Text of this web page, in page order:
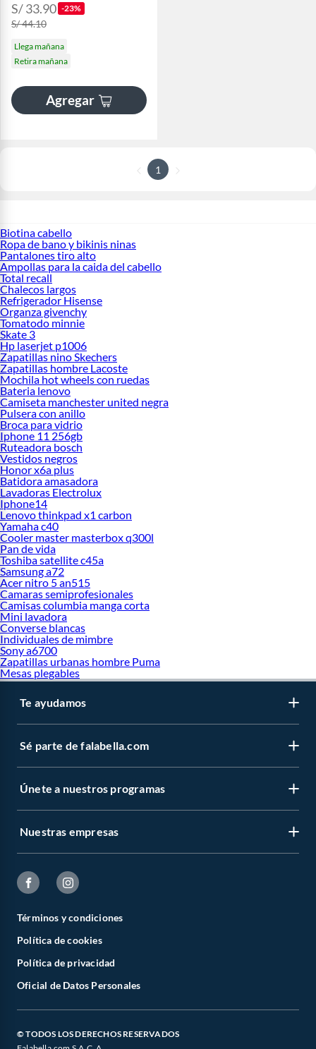
S/ 33.90 -23%
S/ 44.10
Llega mañana
Retira mañana
Agregar
1
Biotina cabello
Ropa de bano y bikinis ninas
Pantalones tiro alto
Ampollas para la caida del cabello
Total recall
Chalecos largos
Refrigerador Hisense
Organza givenchy
Tomatodo minnie
Skate 3
Hp laserjet p1006
Zapatillas nino Skechers
Zapatillas hombre Lacoste
Mochila hot wheels con ruedas
Bateria lenovo
Camiseta manchester united negra
Pulsera con anillo
Broca para vidrio
Iphone 11 256gb
Ruteadora bosch
Vestidos negros
Honor x6a plus
Batidora amasadora
Lavadoras Electrolux
Iphone14
Lenovo thinkpad x1 carbon
Yamaha c40
Cooler master masterbox q300l
Pan de vida
Toshiba satellite c45a
Samsung a72
Acer nitro 5 an515
Camaras semiprofesionales
Camisas columbia manga corta
Mini lavadora
Converse blancas
Individuales de mimbre
Sony a6700
Zapatillas urbanas hombre Puma
Mesas plegables
Te ayudamos
Sé parte de falabella.com
Únete a nuestros programas
Nuestras empresas
Términos y condiciones
Política de cookies
Política de privacidad
Oficial de Datos Personales
© TODOS LOS DERECHOS RESERVADOS